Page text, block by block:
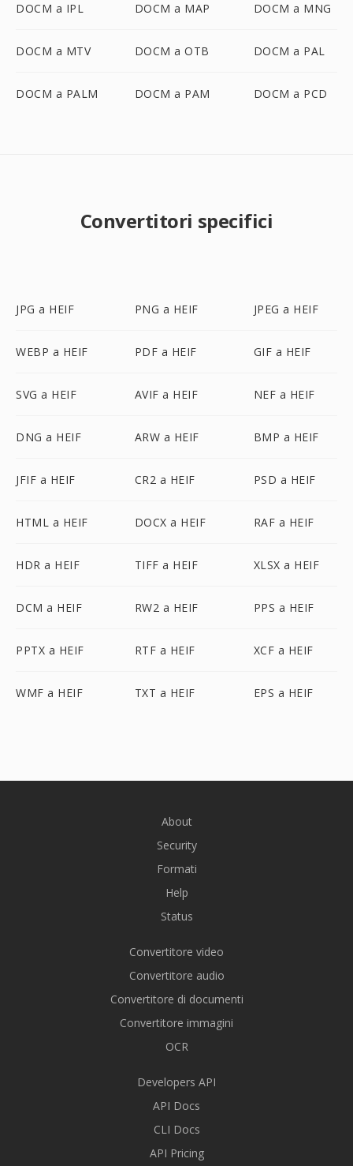
DOCM a IPL DOCM a MAP DOCM a MNG
DOCM a MTV DOCM a OTB DOCM a PAL
DOCM a PALM DOCM a PAM DOCM a PCD
Convertitori specifici
JPG a HEIF PNG a HEIF JPEG a HEIF
WEBP a HEIF PDF a HEIF GIF a HEIF
SVG a HEIF AVIF a HEIF NEF a HEIF
DNG a HEIF ARW a HEIF BMP a HEIF
JFIF a HEIF CR2 a HEIF PSD a HEIF
HTML a HEIF DOCX a HEIF RAF a HEIF
HDR a HEIF TIFF a HEIF XLSX a HEIF
DCM a HEIF RW2 a HEIF PPS a HEIF
PPTX a HEIF RTF a HEIF XCF a HEIF
WMF a HEIF TXT a HEIF EPS a HEIF
About
Security
Formati
Help
Status
Convertitore video
Convertitore audio
Convertitore di documenti
Convertitore immagini
OCR
Developers API
API Docs
CLI Docs
API Pricing